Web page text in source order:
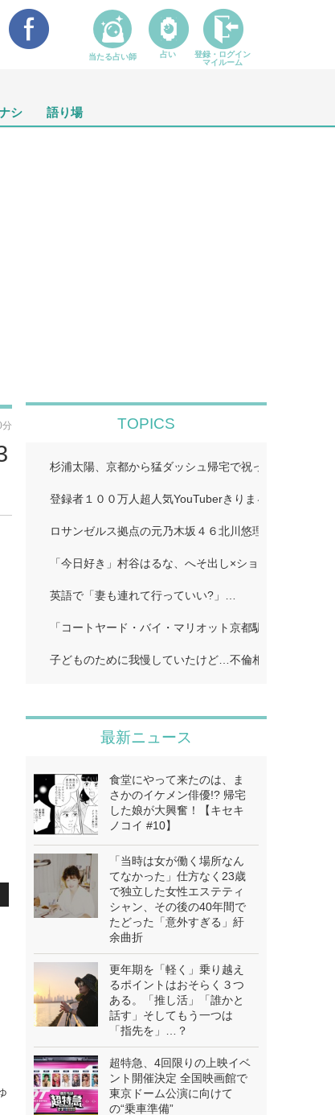
シ 語り場
TOPICS
杉浦太陽、京都から猛ダッシュ帰宅で祝った夢空ちゃ
登録者１００万人超人気YouTuberきりまる、婚約者と
ロサンゼルス拠点の元乃木坂４６北川悠理、美肌輝く
「今日好き」村谷はるな、へそ出し×ショートパンツ
英語で「妻も連れて行っていい?」…
「コートヤード・バイ・マリオット京都駅」…
子どものために我慢していたけど…不倫相手に「離婚
最新ニュース
食堂にやって来たのは、ま
さかのイケメン俳優!? 帰宅
した娘が大興奮！【キセキ
ノコイ #10】
「当時は女が働く場所なん
てなかった」仕方なく23歳
で独立した女性エステティ
シャン、その後の40年間で
たどった「意外すぎる」紆
余曲折
更年期を「軽く」乗り越え
るポイントはおそらく３つ
ある。「推し活」「誰かと
話す」そしてもう一つは
「指先を」…？
超特急、4回限りの上映イベ
ント開催決定 全国映画館で
東京ドーム公演に向けて
の“乗車準備”
当たる占い師 占い
登録・ログイン
マイルーム